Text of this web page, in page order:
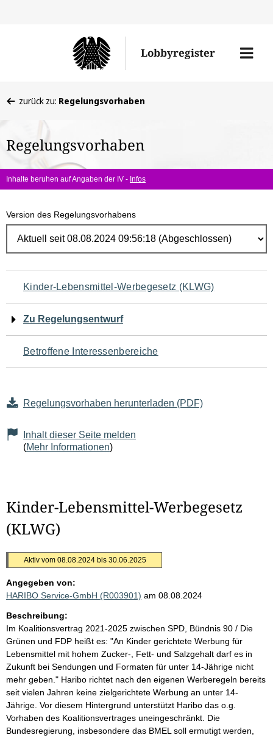
Lobbyregister
Menü
befinden
hier:
zurück zu: Regelungsvorhaben
Regelungsvorhaben
Inhalte beruhen auf Angaben der IV - Infos
Version des Regelungsvorhabens
Navigation
für
den
Seiteninhalt
Kinder-Lebensmittel-Werbegesetz (KLWG)
Zu Regelungsentwurf
Betroffene Interessenbereiche
Regelungsvorhaben herunterladen (PDF)
Inhalt dieser Seite melden
(Mehr Informationen)
Kinder-Lebensmittel-Werbegesetz
(KLWG)
Aktiv vom 08.08.2024 bis 30.06.2025
Angegeben von:
HARIBO Service-GmbH (R003901) am 08.08.2024
Beschreibung:
Im Koalitionsvertrag 2021-2025 zwischen SPD, Bündnis 90 / Die
Grünen und FDP heißt es: "An Kinder gerichtete Werbung für
Lebensmittel mit hohem Zucker-, Fett- und Salzgehalt darf es in
Zukunft bei Sendungen und Formaten für unter 14-Jährige nicht
mehr geben." Haribo richtet nach den eigenen Werberegeln bereits
seit vielen Jahren keine zielgerichtete Werbung an unter 14-
Jährige. Vor diesem Hintergrund unterstützt Haribo das o.g.
Vorhaben des Koalitionsvertrages uneingeschränkt. Die
Bundesregierung, insbesondere das BMEL soll ermutigt werden,